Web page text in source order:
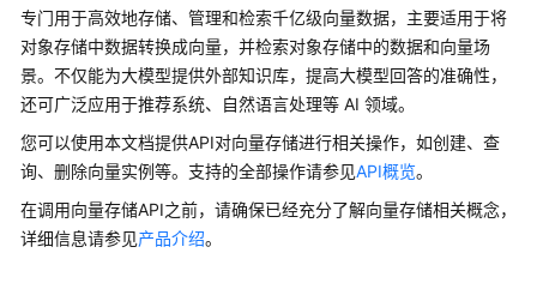
产
品
介
快
速
入
专门用于高效地存储、管理和检索千亿级向量数据，主要适用于将
对象存储中数据转换成向量，并检索对象存储中的数据和向量场
景。不仅能为大模型提供外部知识库，提高大模型回答的准确性，
还可广泛应用于推荐系统、自然语言处理等 AI 领域。
您可以使用本文档提供API对向量存储进行相关操作，如创建、查
询、删除向量实例等。支持的全部操作请参见API概览。
在调用向量存储API之前，请确保已经充分了解向量存储相关概念，
详细信息请参见产品介绍。